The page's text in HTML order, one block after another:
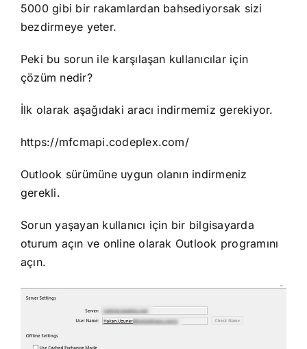
5000 gibi bir rakamlardan bahsediyorsak sizi
bezdirmeye yeter.
Peki bu sorun ile karşılaşan kullanıcılar için
çözüm nedir?
İlk olarak aşağıdaki aracı indirmemiz gerekiyor.
https://mfcmapi.codeplex.com/
Outlook sürümüne uygun olanın indirmeniz
gerekli.
Sorun yaşayan kullanıcı için bir bilgisayarda
oturum açın ve online olarak Outlook programını
açın.